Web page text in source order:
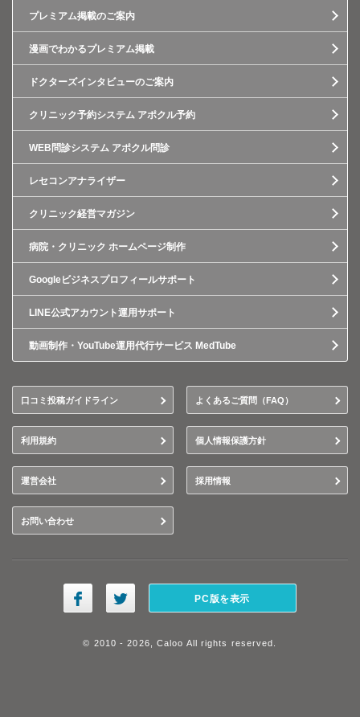
プレミアム掲載のご案内
漫画でわかるプレミアム掲載
ドクターズインタビューのご案内
クリニック予約システム アポクル予約
WEB問診システム アポクル問診
レセコンアナライザー
クリニック経営マガジン
病院・クリニック ホームページ制作
Googleビジネスプロフィールサポート
LINE公式アカウント運用サポート
動画制作・YouTube運用代行サービス MedTube
口コミ投稿ガイドライン よくあるご質問（FAQ）
利用規約 個人情報保護方針
運営会社 採用情報
お問い合わせ
PC版を表示
© 2010 - 2026, Caloo All rights reserved.